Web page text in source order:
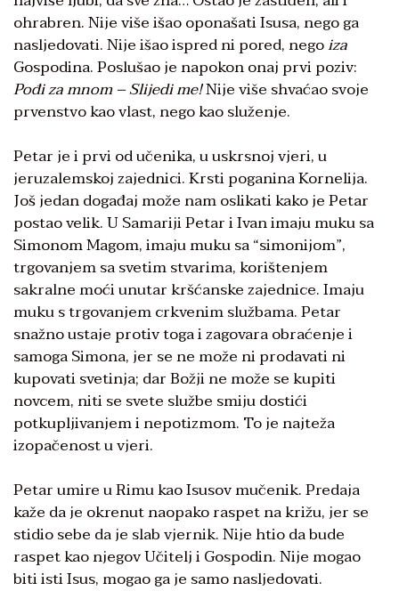
ohrabren. Nije više išao oponašati Isusa, nego ga
nasljedovati. Nije išao ispred ni pored, negoiza
Gospodina. Poslušao je napokon onaj prvi poziv:
Pođi za mnom – Slijedi me!Nije više shvaćao svoje
prvenstvo kao vlast, nego kao služenje.
Petar je i prvi od učenika, u uskrsnoj vjeri, u
jeruzalemskoj zajednici. Krsti poganina Kornelija.
Još jedan događaj može nam oslikati kako je Petar
postao velik. U Samariji Petar i Ivan imaju muku sa
Simonom Magom, imaju muku sa “simonijom”,
trgovanjem sa svetim stvarima, korištenjem
sakralne moći unutar kršćanske zajednice. Imaju
muku s trgovanjem crkvenim službama. Petar
snažno ustaje protiv toga i zagovara obraćenje i
samoga Simona, jer se ne može ni prodavati ni
kupovati svetinja; dar Božji ne može se kupiti
novcem, niti se svete službe smiju dostići
potkupljivanjem i nepotizmom. To je najteža
izopačenost u vjeri.
Petar umire u Rimu kao Isusov mučenik. Predaja
kaže da je okrenut naopako raspet na križu, jer se
stidio sebe da je slab vjernik. Nije htio da bude
raspet kao njegov Učitelj i Gospodin. Nije mogao
biti isti Isus, mogao ga je samo nasljedovati.